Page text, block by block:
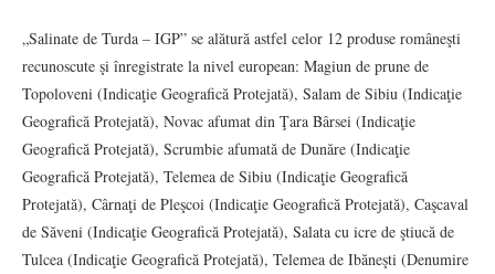
„Salinate de Turda – IGP” se alătură astfel celor 12 produse româneşti
recunoscute şi înregistrate la nivel european: Magiun de prune de
Topoloveni (Indicaţie Geografică Protejată), Salam de Sibiu (Indicaţie
Geografică Protejată), Novac afumat din Ţara Bârsei (Indicaţie
Geografică Protejată), Scrumbie afumată de Dunăre (Indicaţie
Geografică Protejată), Telemea de Sibiu (Indicaţie Geografică
Protejată), Cârnaţi de Pleşcoi (Indicaţie Geografică Protejată), Caşcaval
de Săveni (Indicaţie Geografică Protejată), Salata cu icre de ştiucă de
Tulcea (Indicaţie Geografică Protejată), Telemea de Ibăneşti (Denumire